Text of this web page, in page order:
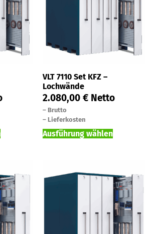
VLT 7110 Set KFZ –
Lochwände
2.080,00 € Netto
– Brutto
– Lieferkosten
Ausführung wählen